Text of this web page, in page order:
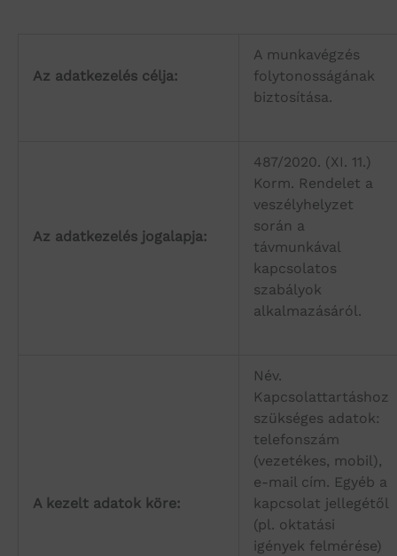
Az adatkezelés célja:
A munkavégzés
folytonosságának
biztosítása.
Az adatkezelés jogalapja:
487/2020. (XI. 11.)
Korm. Rendelet a
veszélyhelyzet
során a
távmunkával
kapcsolatos
szabályok
alkalmazásáról.
A kezelt adatok köre:
Név.
Kapcsolattartáshoz
szükséges adatok:
telefonszám
(vezetékes, mobil),
e-mail cím. Egyéb a
kapcsolat jellegétől
(pl. oktatási
igények felmérése)